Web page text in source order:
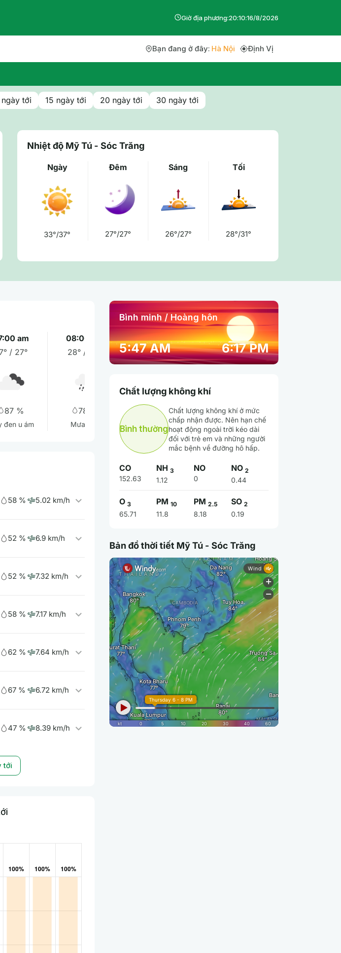
Giờ địa phương:20:10:26/8/2026
Bạn đang ở đây: Hà Nội Định Vị
ngày tới 15 ngày tới 20 ngày tới 30 ngày tới
Nhiệt độ Mỹ Tú - Sóc Trăng
Ngày
33°/37°
Đêm
27°/27°
Sáng
26°/27°
Tối
28°/31°
am
/ 27°
87 %
đen u ám
08:00 am
28° / 28°
78 %
Mưa nhẹ
09:00 am
30° / 30°
71 %
Mưa nhẹ
10:00 am
32° / 32°
62 %
Mưa nhẹ
58 % 5.02 km/h
52 % 6.9 km/h
52 % 7.32 km/h
58 % 7.17 km/h
62 % 7.64 km/h
67 % 6.72 km/h
47 % 8.39 km/h
tới
Bình minh / Hoàng hôn
5:47 AM 6:17 PM
Chất lượng không khí
Bình thường
Chất lượng không khí ở mức
chấp nhận được. Nên hạn chế
hoạt động ngoài trời kéo dài
đối với trẻ em và những người
mắc bệnh về đường hô hấp.
CO
152.63
NH3
1.12
NO
0
NO2
0.44
O 3
65.71
PM10
11.8
PM2.5
8.18
SO2
0.19
Bản đồ thời tiết Mỹ Tú - Sóc Trăng